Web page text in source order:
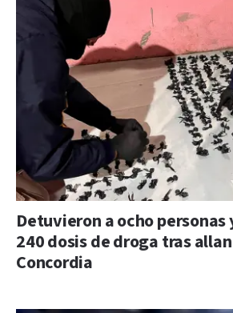
Detuvieron a ocho personas
240 dosis de droga tras
Concordia